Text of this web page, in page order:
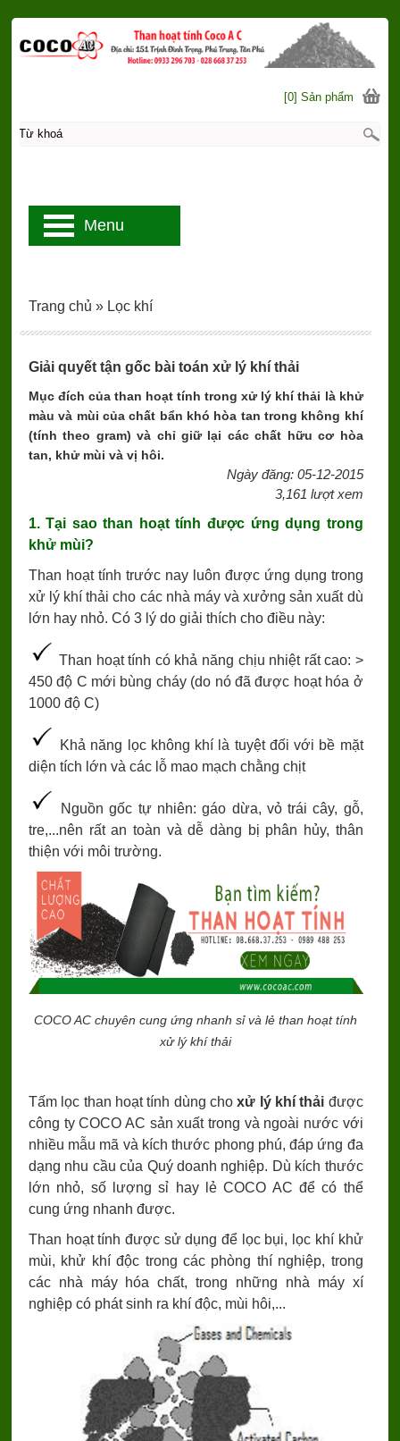
Giải quyết tận gốc bài toán xử lý khí thải
Mục đích của than hoạt tính trong xử lý khí thải là khử
màu và mùi của chất bẩn khó hòa tan trong không khí
(tính theo gram) và chỉ giữ lại các chất hữu cơ hòa
tan, khử mùi và vị hôi.
Ngày đăng: 05-12-2015
3,161 lượt xem
1. Tại sao than hoạt tính được ứng dụng trong
khử mùi?
Than hoạt tính trước nay luôn được ứng dụng trong
xử lý khí thải cho các nhà máy và xưởng sản xuất dù
lớn hay nhỏ. Có 3 lý do giải thích cho điều này:
Than hoạt tính có khả năng chịu nhiệt rất cao: >
450 độ C mới bùng cháy (do nó đã được hoạt hóa ở
1000 độ C)
Khả năng lọc không khí là tuyệt đối với bề mặt
diện tích lớn và các lỗ mao mạch chằng chịt
Nguồn gốc tự nhiên: gáo dừa, vỏ trái cây, gỗ,
tre,...nên rất an toàn và dễ dàng bị phân hủy, thân
thiện với môi trường.
COCO AC chuyên cung ứng nhanh sỉ và lẻ than hoạt tính
xử lý khí thải
Tấm lọc than hoạt tính dùng choxử lý khí thải được
công ty COCO AC sản xuất trong và ngoài nước với
nhiều mẫu mã và kích thước phong phú, đáp ứng đa
dạng nhu cầu của Quý doanh nghiệp. Dù kích thước
lớn nhỏ, số lượng sỉ hay lẻ COCO AC để có thể
cung ứng nhanh được.
Than hoạt tính được sử dụng để lọc bụi, lọc khí khử
mùi, khử khí độc trong các phòng thí nghiệp, trong
các nhà máy hóa chất, trong những nhà máy xí
nghiệp có phát sinh ra khí độc, mùi hôi,...
Trang chủ » Lọc khí
[0] Sản phẩm
Menu